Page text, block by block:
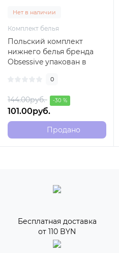
Нет в наличии
Комплект белья
Польский комплект
нижнего белья бренда
Obsessive упакован в
Бюстгальтер без косто..
0
144.00руб. -30 %
101.00руб.
Продано
Бесплатная доставка
от 110 BYN